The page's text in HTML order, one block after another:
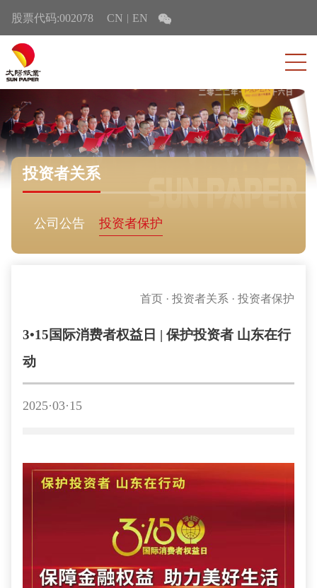
股票代码:002078 CN EN
投资者关系
公司公告 投资者保护
首页 · 投资者关系 · 投资者保护
3•15国际消费者权益日 | 保护投资者 山东在行
动
2025·03·15